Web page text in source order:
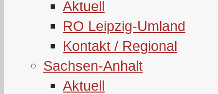
Aktuell
RO Leipzig-Umland
Kontakt / Regional
Sachsen-Anhalt
Aktuell